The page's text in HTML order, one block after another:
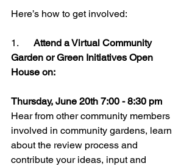
Here’s how to get involved:
1. Attend a Virtual Community
Garden or Green Initiatives Open
House on:
Thursday, June 20th 7:00 - 8:30 pm
Hear from other community members
involved in community gardens, learn
about the review process and
contribute your ideas, input and